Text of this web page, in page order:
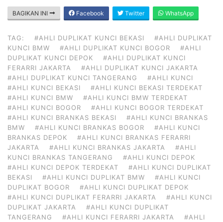
BAGIKAN INI Facebook Twitter WhatsApp
TAG: #AHLI DUPLIKAT KUNCI BEKASI
#AHLI DUPLIKAT
KUNCI BMW
#AHLI DUPLIKAT KUNCI BOGOR
#AHLI
DUPLIKAT KUNCI DEPOK
#AHLI DUPLIKAT KUNCI
FERARRI JAKARTA
#AHLI DUPLIKAT KUNCI JAKARTA
#AHLI DUPLIKAT KUNCI TANGERANG
#AHLI KUNCI
#AHLI KUNCI BEKASI
#AHLI KUNCI BEKASI TERDEKAT
#AHLI KUNCI BMW
#AHLI KUNCI BMW TERDEKAT
#AHLI KUNCI BOGOR
#AHLI KUNCI BOGOR TERDEKAT
#AHLI KUNCI BRANKAS BEKASI
#AHLI KUNCI BRANKAS
BMW
#AHLI KUNCI BRANKAS BOGOR
#AHLI KUNCI
BRANKAS DEPOK
#AHLI KUNCI BRANKAS FERARRI
JAKARTA
#AHLI KUNCI BRANKAS JAKARTA
#AHLI
KUNCI BRANKAS TANGERANG
#AHLI KUNCI DEPOK
#AHLI KUNCI DEPOK TERDEKAT
#AHLI KUNCI DUPLIKAT
BEKASI
#AHLI KUNCI DUPLIKAT BMW
#AHLI KUNCI
DUPLIKAT BOGOR
#AHLI KUNCI DUPLIKAT DEPOK
#AHLI KUNCI DUPLIKAT FERARRI JAKARTA
#AHLI KUNCI
DUPLIKAT JAKARTA
#AHLI KUNCI DUPLIKAT
TANGERANG
#AHLI KUNCI FERARRI JAKARTA
#AHLI